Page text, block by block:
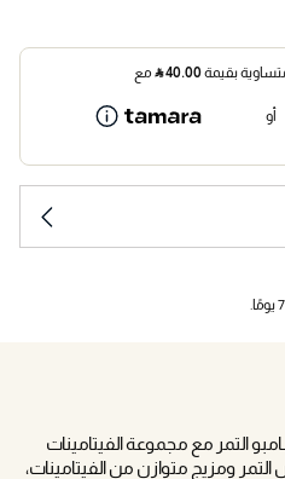
40.00
⃁ مع
أو
التمر مع مجموعة الفيتامينات
ومزيج متوازن من الفيتامينات،